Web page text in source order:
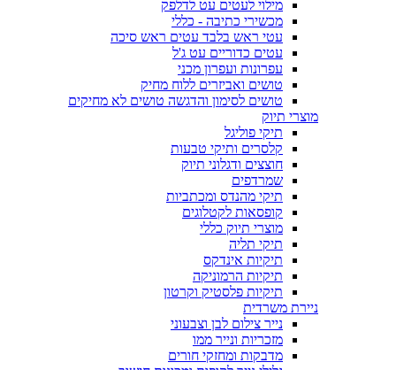
מילוי לעטים עט לדלפק
מכשירי כתיבה - כללי
עטי ראש בלבד עטים ראש סיכה
עטים כדוריים עט ג'ל
עפרונות ועפרון מכני
טושים ואביזרים ללוח מחיק
טושים לסימון והדגשה טושים לא מחיקים
מוצרי תיוק
תיקי פוליגל
קלסרים ותיקי טבעות
חוצצים ודגלוני תיוק
שמרדפים
תיקי מהנדס ומכתביות
קופסאות לקטלוגים
מוצרי תיוק כללי
תיקי תליה
תיקיות אינדקס
תיקיות הרמוניקה
תיקיות פלסטיק וקרטון
ניירת משרדית
נייר צילום לבן וצבעוני
מזכריות ונייר ממו
מדבקות ומחזקי חורים